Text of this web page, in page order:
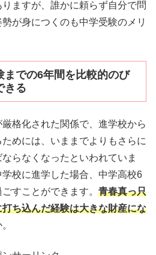
ますが、誰かに頼らず自分で問
が身につくのも中学受験のメリ
での6年間を比較的のび
きる
格化された関係で、進学校から
めには、いままでよりもさらに
らなくなったといわれていま
校に進学した場合、中学高校6
すことができます。 青春真っ只
ち込んだ経験は大きな財産にな